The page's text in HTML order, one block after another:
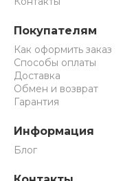
Покупателям
Как оформить заказ
Способы оплаты
Доставка
Обмен и возврат
Гарантия
Информация
Блог